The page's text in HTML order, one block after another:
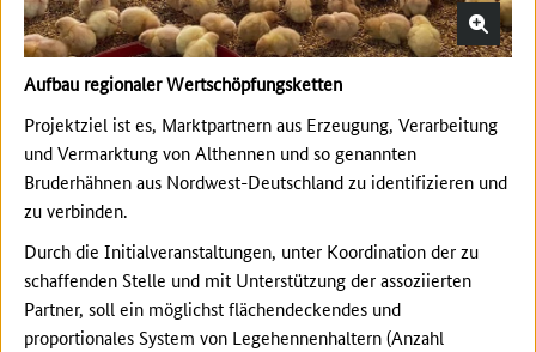
Aufbau regionaler Wertschöpfungsketten
Projektziel ist es, Marktpartnern aus Erzeugung, Verarbeitung
und Vermarktung von Althennen und so genannten
Bruderhähnen aus Nordwest-Deutschland zu identifizieren und
zu verbinden.
Durch die Initialveranstaltungen, unter Koordination der zu
schaffenden Stelle und mit Unterstützung der assoziierten
Partner, soll ein möglichst flächendeckendes und
proportionales System von Legehennenhaltern (Anzahl